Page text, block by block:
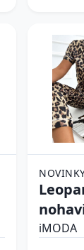
pyžamo
iMODA